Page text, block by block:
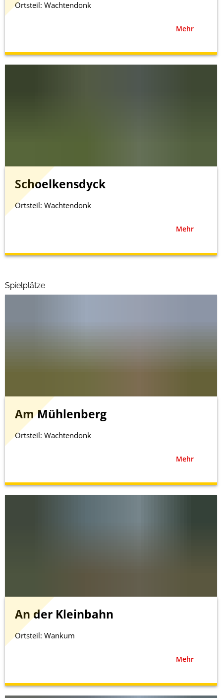
Ortsteil: Wachtendonk
Mehr
Schoelkensdyck
Ortsteil: Wachtendonk
Mehr
Spielplätze
Am Mühlenberg
Ortsteil: Wachtendonk
Mehr
An der Kleinbahn
Ortsteil: Wankum
Mehr